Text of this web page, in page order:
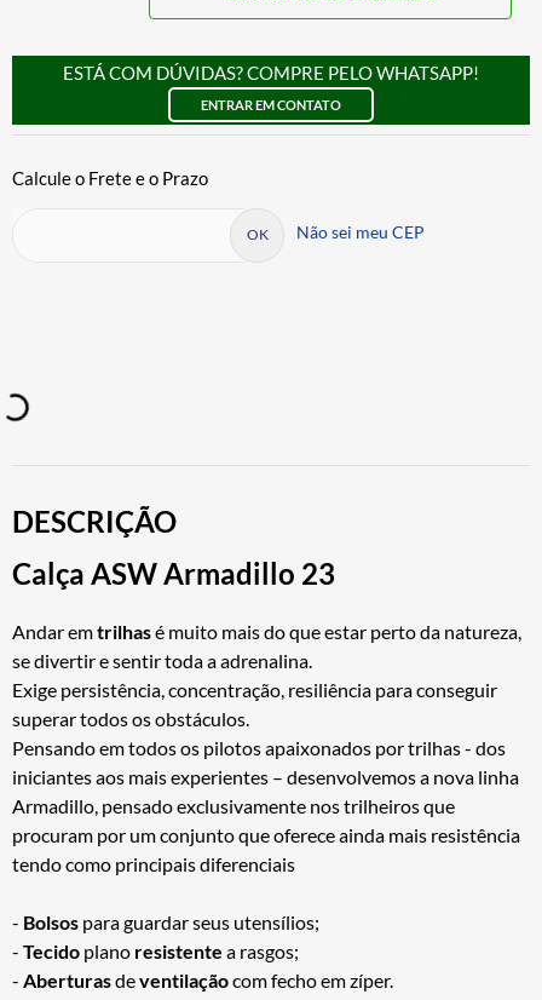
ESTÁ COM DÚVIDAS? COMPRE PELO WHATSAPP!
ENTRAR EM CONTATO
Não sei meu CEP
DESCRIÇÃO
Calça ASW Armadillo 23
Andar emtrilhasé muito mais do que estar perto da natureza,
se divertir e sentir toda a adrenalina.
Exige persistência, concentração, resiliência para conseguir
superar todos os obstáculos.
Pensando em todos os pilotos apaixonados por trilhas - dos
iniciantes aos mais experientes – desenvolvemos a nova linha
Armadillo, pensado exclusivamente nos trilheiros que
procuram por um conjunto que oferece ainda mais resistência
tendo como principais diferenciais
- Bolsos para guardar seus utensílios;
- Tecido plano resistente a rasgos;
- Aberturasdeventilaçãocom fecho em zíper.